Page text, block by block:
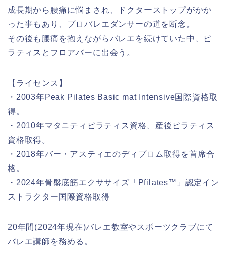
成長期から腰痛に悩まされ、ドクターストップがかか
った事もあり、プロバレエダンサーの道を断念。
その後も腰痛を抱えながらバレエを続けていた中、ピ
ラティスとフロアバーに出会う。
【ライセンス】
・2003年Peak Pilates Basic mat Intensive国際資格取
得。
・2010年マタニティピラティス資格、産後ピラティス
資格取得。
・2018年バー・アスティエのディプロム取得を首席合
格。
・2024年骨盤底筋エクササイズ「Pfilates™」認定イン
ストラクター国際資格取得
20年間(2024年現在)バレエ教室やスポーツクラブにて
バレエ講師を務める。